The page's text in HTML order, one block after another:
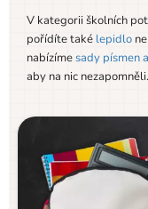
V kategorii školních
pořídíte také lepidlo
nabízímesady písmen
aby na nic nezapomněli.